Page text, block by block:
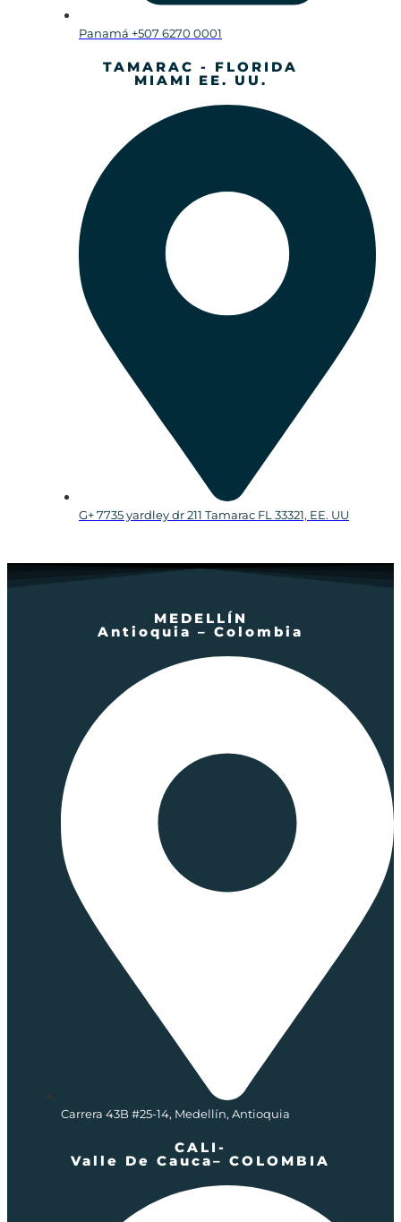
Panamá +507 6270 0001
TAMARAC - FLORIDA
MIAMI EE. UU.
G+ 7735 yardley dr 211 Tamarac FL 33321, EE. UU
MEDELLÍN
Antioquia – Colombia
Carrera 43B #25-14, Medellín, Antioquia
CALI-
Valle De Cauca– COLOMBIA